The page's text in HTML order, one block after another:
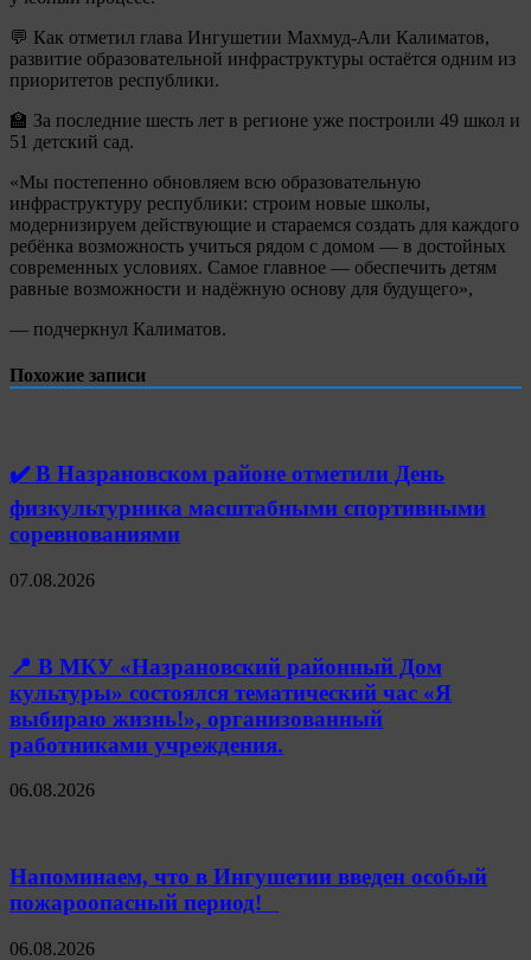
💬 Как отметил глава Ингушетии Махмуд-Али Калиматов,
развитие образовательной инфраструктуры остаётся одним из
приоритетов республики.
🏫 За последние шесть лет в регионе уже построили 49 школ и
51 детский сад.
«Мы постепенно обновляем всю образовательную
инфраструктуру республики: строим новые школы,
модернизируем действующие и стараемся создать для каждого
ребёнка возможность учиться рядом с домом — в достойных
современных условиях. Самое главное — обеспечить детям
равные возможности и надёжную основу для будущего»,
— подчеркнул Калиматов.
Похожие записи
✔️ В Назрановском районе отметили День
физкультурника масштабными спортивными
соревнованиями
07.08.2026
📍 В МКУ «Назрановский районный Дом
культуры» состоялся тематический час «Я
выбираю жизнь!», организованный
работниками учреждения.
06.08.2026
Напоминаем, что в Ингушетии введен особый
пожароопасный период!⁣⁣⠀
06.08.2026